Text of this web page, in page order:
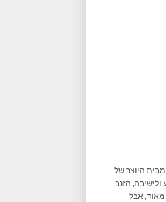
היוצר של
הזנב
מאוד, אבל